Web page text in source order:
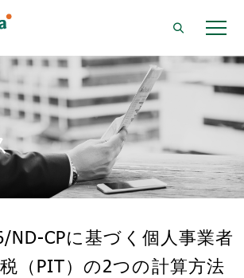
ND-CPに基づく個人事業者
（PIT）の2つの計算方法